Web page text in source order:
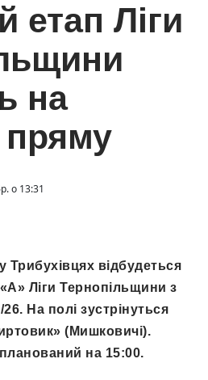
етап Ліги
на
пряму
о 13:31
Трибухівцях відбудеться
Ліги Тернопільщини з
На полі зустрінуться
(Мишковичі).
на 15:00.